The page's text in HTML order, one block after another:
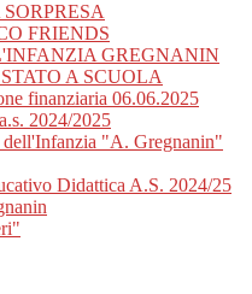
FRIENDS
GREGNANIN
A SCUOLA
finanziaria 06.06.2025
2024/2025
dell'Infanzia "A. Gregnanin"
Didattica A.S. 2024/25